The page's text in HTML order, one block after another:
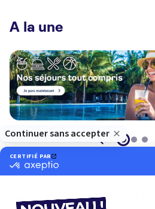
A la une
Pourquoi choisir TUI ?